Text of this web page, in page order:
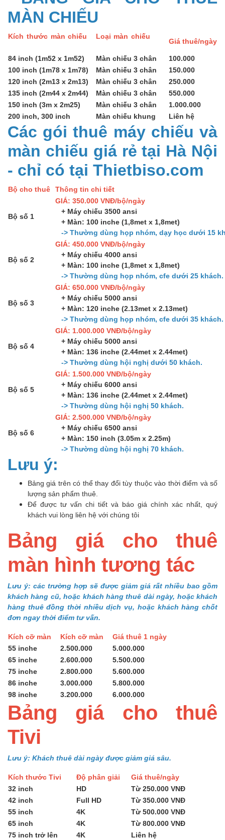
MÀN CHIẾU
Kích thước màn chiếu Loại màn chiếu
Giá thuê/ngày
84 inch (1m52 x 1m52)
Màn chiếu 3 chân
100.000
100 inch (1m78 x 1m78)
Màn chiếu 3 chân
150.000
120 inch (2m13 x 2m13)
Màn chiếu 3 chân
250.000
135 inch (2m44 x 2m44)
Màn chiếu 3 chân
550.000
150 inch (3m x 2m25)
Màn chiếu 3 chân
1.000.000
200 inch, 300 inch
Màn chiếu khung Liên hệ
Các gói thuê máy chiếu và
màn chiếu giá rẻ tại Hà Nội
- chỉ có tại Thietbiso.com
Bộ cho thuê Thông tin chi tiết
Bộ số 1
GIÁ: 350.000 VNĐ/bộ/ngày
+ Máy chiếu 3500 ansi
+ Màn: 100 inche (1,8met x 1,8met)
-> Thường dùng họp nhóm, dạy học dưới 15
Bộ số 2
GIÁ: 450.000 VNĐ/bộ/ngày
+ Máy chiếu 4000 ansi
+ Màn: 100 inche (1,8met x 1,8met)
-> Thường dùng họp nhóm, cfe dưới 25 khách.
Bộ số 3
GIÁ: 650.000 VNĐ/bộ/ngày
+ Máy chiếu 5000 ansi
+ Màn: 120 inche (2.13met x 2.13met)
-> Thường dùng họp nhóm, cfe dưới 35 khách.
Bộ số 4
GIÁ: 1.000.000 VNĐ/bộ/ngày
+ Máy chiếu 5000 ansi
+ Màn: 136 inche (2.44met x 2.44met)
-> Thường dùng hội nghị dưới 50 khách.
Bộ số 5
GIÁ: 1.500.000 VNĐ/bộ/ngày
+ Máy chiếu 6000 ansi
+ Màn: 136 inche (2.44met x 2.44met)
-> Thường dùng hội nghị 50 khách.
Bộ số 6
GIÁ: 2.500.000 VNĐ/bộ/ngày
+ Máy chiếu 6500 ansi
+ Màn: 150 inch (3.05m x 2.25m)
-> Thường dùng hội nghị 70 khách.
Lưu ý:
Bảng giá trên có thể thay đổi tùy thuộc vào thời điểm và số
lượng sản phẩm thuê.
Để được tư vấn chi tiết và báo giá chính xác nhất, quý
khách vui lòng liên hệ với chúng tôi
Bảng giá cho thuê
màn hình tương tác
Lưu ý: các trường hợp sẽ được giảm giá rất nhiều bao gồm
khách hàng cũ, hoặc khách hàng thuê dài ngày, hoặc khách
hàng thuê đồng thời nhiều dịch vụ, hoặc khách hàng chốt
đơn ngay thời điểm tư vấn.
Kích cỡ màn Kích cỡ màn
Giá thuê 1 ngày
55 inche
2.500.000
5.000.000
65 inche
2.600.000
5.500.000
75 inche
2.800.000
5.600.000
86 inche
3.000.000
5.800.000
98 inche
3.200.000 6.000.000
Bảng giá cho thuê
Tivi
Lưu ý: Khách thuê dài ngày được giảm giá sâu.
Kích thước Tivi Độ phân giải
Giá thuê/ngày
32 inch
HD
Từ 250.000 VNĐ
42 inch
Full HD
Từ 350.000 VNĐ
55 inch
4K
Từ 500.000 VNĐ
65 inch
4K
Từ 800.000 VNĐ
75 inch trở lên
4K Liên hệ